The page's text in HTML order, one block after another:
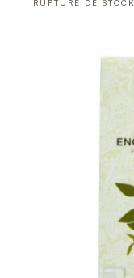
RUPTURE DE STOCK